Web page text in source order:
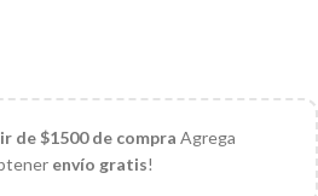
de $1500 de compra Agrega
envío gratis!